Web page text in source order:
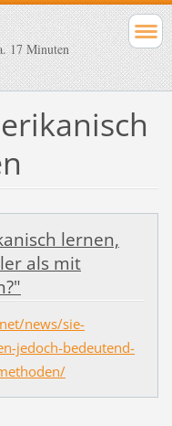
17 Minuten
lernen,
als mit
news/sie-
jedoch-bedeutend-